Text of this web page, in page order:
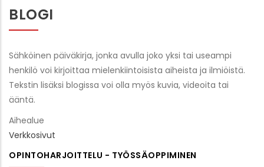
BLOGI
Sähköinen päiväkirja, jonka avulla joko yksi tai useampi
henkilö voi kirjoittaa mielenkiintoisista aiheista ja ilmiöistä.
Tekstin lisäksi blogissa voi olla myös kuvia, videoita tai
ääntä.
Aihealue
Verkkosivut
OPINTOHARJOITTELU - TYÖSSÄOPPIMINEN